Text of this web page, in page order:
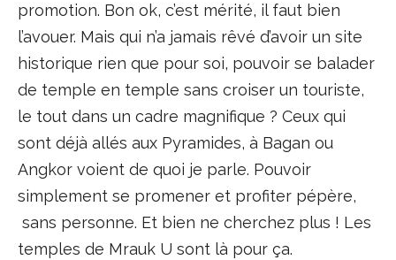
promotion. Bon ok, c’est mérité, il faut bien
l’avouer. Mais qui n’a jamais rêvé d’avoir un site
historique rien que pour soi, pouvoir se balader
de temple en temple sans croiser un touriste,
le tout dans un cadre magnifique ? Ceux qui
sont déjà allés aux Pyramides, à Bagan ou
Angkor voient de quoi je parle. Pouvoir
simplement se promener et profiter pépère,
sans personne. Et bien ne cherchez plus ! Les
temples de Mrauk U sont là pour ça.